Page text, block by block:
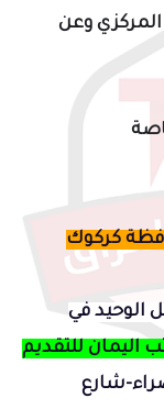
المركزي وعن
كركوك
الوحيد في
اليمان للتقديم
شارع